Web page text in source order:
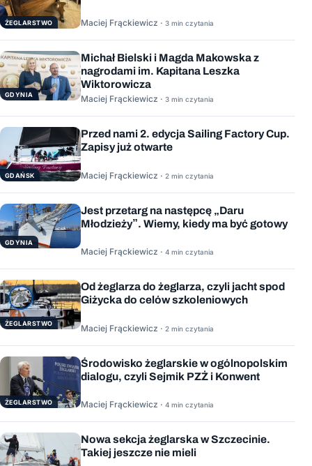
ŻEGLARSTWO Maciej Frąckiewicz · 3 min czytania
GDYNIA
Michał Bielski i Magda Makowska z
nagrodami im. Kapitana Leszka
Wiktorowicza
Maciej Frąckiewicz · 3 min czytania
GDAŃSK
Przed nami 2. edycja Sailing Factory Cup.
Zapisy już otwarte
Maciej Frąckiewicz · 2 min czytania
GDYNIA
Jest przetarg na następcę „Daru
Młodzieży”. Wiemy, kiedy ma być gotowy
Maciej Frąckiewicz · 4 min czytania
ŻEGLARSTWO
Od żeglarza do żeglarza, czyli jacht spod
Giżycka do celów szkoleniowych
Maciej Frąckiewicz · 2 min czytania
ŻEGLARSTWO
Środowisko żeglarskie w ogólnopolskim
dialogu, czyli Sejmik PZŻ i Konwent
Maciej Frąckiewicz · 4 min czytania
Nowa sekcja żeglarska w Szczecinie.
Takiej jeszcze nie mieli